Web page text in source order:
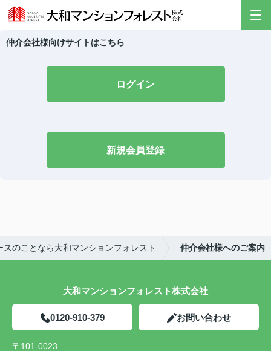
仲介会社様向けサイトはこちら
ログイン
新規会員登録
のことなら大和マンションフォレスト 仲介会社様へのご案内
大和マンションフォレスト株式会社
0120-910-379 お問い合わせ
〒101-0023